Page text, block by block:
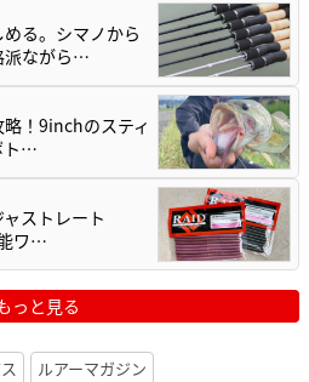
る。シマノから
派ながら…
！9inchのスティ
ト…
ストレート
ワ…
っと見る
ルアーマガジン